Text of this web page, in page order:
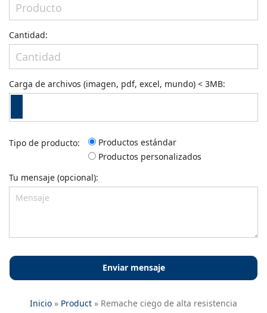
Cantidad:
Carga de archivos (imagen, pdf, excel, mundo) < 3MB:
Tipo de producto:
Productos estándar
Productos personalizados
Tu mensaje (opcional):
Inicio » Product » Remache ciego de alta resistencia